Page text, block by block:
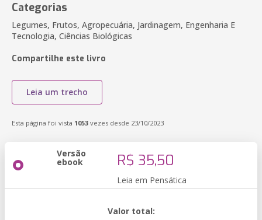
Categorias
Legumes, Frutos, Agropecuária, Jardinagem, Engenharia E
Tecnologia, Ciências Biológicas
Compartilhe este livro
Leia um trecho
Esta página foi vista 1053 vezes desde 23/10/2023
Versão
ebook R$ 35,50
Leia em Pensática
Valor total: